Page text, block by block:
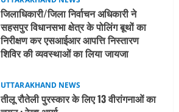
UTTARAKHAND NEWS
तीलू रौतेली पुरस्कार के लिए 13 वीरांगनाओं का
चयन : रेखा आर्या
August 6, 2026
मिस उत्तराखंड 2026 के सब-कॉन्टेस्ट ‘मिस
ब्यूटीफुल आइज़’ एवं ‘मिस ब्यूटीफुल हेयर’ का